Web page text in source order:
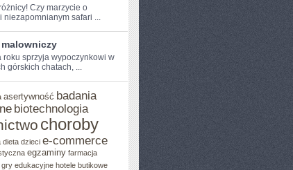
Czy marzycie o
niezapomnianym safari ...
roku ⁢sprzyja wypoczynkowi w
górskich chatach, ...
asertywność badania
biotechnologia
choroby
dieta dzieci e-commerce
egzaminy farmacja
gry edukacyjne hotele butikowe